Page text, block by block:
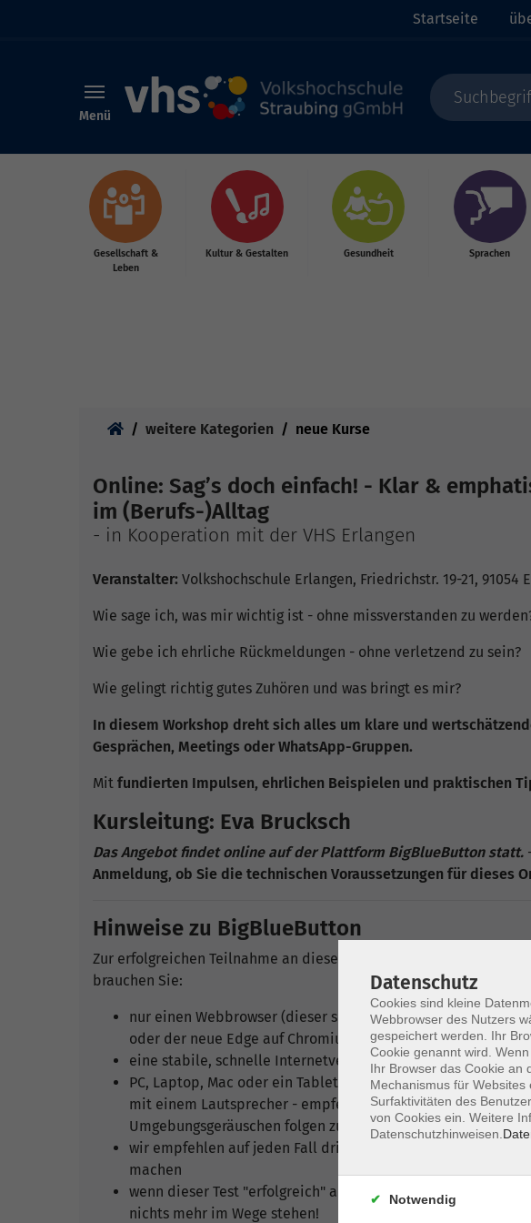
Startseite
Menü
Gesellschaft &
Leben
Kultur & Gestalten Gesundheit Sprachen
weitere Kategorien neue Kurse
Online: Sag’s doch einfach! - Klar &
im (Berufs-)Alltag
- in Kooperation mit der VHS Erlangen
Veranstalter: Volkshochschule Erlangen, Friedrichstr. 19-21, 91054
Wie sage ich, was mir wichtig ist - ohne missverstanden zu
Wie gebe ich ehrliche Rückmeldungen - ohne verletzend zu sein?
Wie gelingt richtig gutes Zuhören und was bringt es mir?
In diesem Workshop dreht sich alles um klare und
Gesprächen, Meetings oder WhatsApp-Gruppen.
Mit fundierten Impulsen, ehrlichen Beispielen und praktischen
Kursleitung: Eva Brucksch
Das Angebot findet online auf der Plattform BigBlueButton statt.
Anmeldung, ob Sie die technischen Voraussetzungen für dieses
Hinweise zu BigBlueButton
Zur erfolgreichen Teilnahme an dieser Online-Veranstaltung auf
brauchen Sie:
nur einen Webbrowser (dieser sollte allerdings auf dem
oder der neue Edge auf Chromium-Basis)
eine stabile, schnelle Internetverbindung - besser mit LAN-
PC, Laptop, Mac oder ein Tablet (zur Not reicht auch ein
mit einem Lautsprecher - empfehlenswert ist ggf. ein
Umgebungsgeräuschen folgen zu können (Mikrofon und
wir empfehlen auf jeden Fall dringend, bereits im Vorfeld
machen
wenn dieser Test "erfolgreich" abgeschlossen wurde, sollte
nichts mehr im Wege stehen!
Datenschutz
Cookies sind kleine
Webbrowser des Nutzers
gespeichert werden. Ihr
Cookie genannt wird.
Ihr Browser das Cookie an
Mechanismus für
Surfaktivitäten des
von Cookies ein. Weitere
Datenschutzhinweisen.
Notwendig